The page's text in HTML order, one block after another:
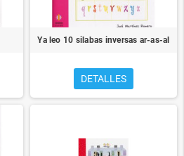
Ya leo 10 silabas inversas ar-as-al
DETALLES